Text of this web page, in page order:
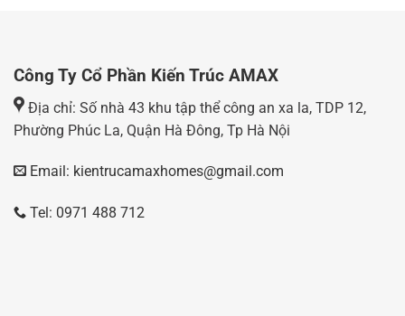
Công Ty Cổ Phần Kiến Trúc AMAX
Địa chỉ: Số nhà 43 khu tập thể công an xa la, TDP 12,
Phường Phúc La, Quận Hà Đông, Tp Hà Nội
Email: kientrucamaxhomes@gmail.com
Tel: 0971 488 712